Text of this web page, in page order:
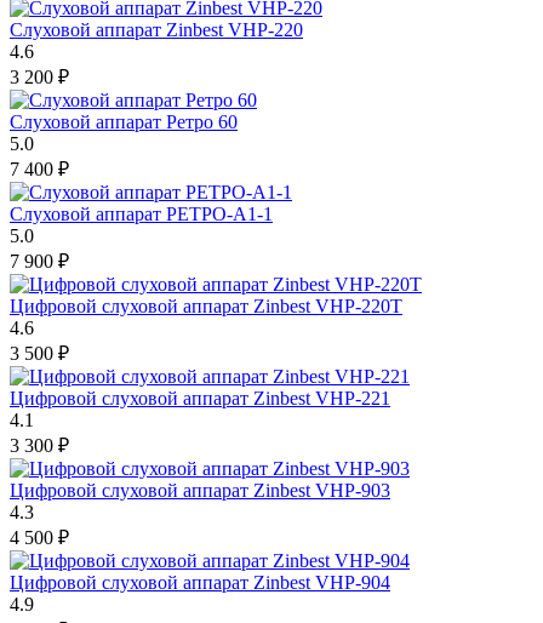
Слуховой аппарат Zinbest VHP-220
4.6
3 200 ₽
Слуховой аппарат Ретро 60
5.0
7 400 ₽
Слуховой аппарат РЕТРО-А1-1
5.0
7 900 ₽
Цифровой слуховой аппарат Zinbest VHP-220T
4.6
3 500 ₽
Цифровой слуховой аппарат Zinbest VHP-221
4.1
3 300 ₽
Цифровой слуховой аппарат Zinbest VHP-903
4.3
4 500 ₽
Цифровой слуховой аппарат Zinbest VHP-904
4.9